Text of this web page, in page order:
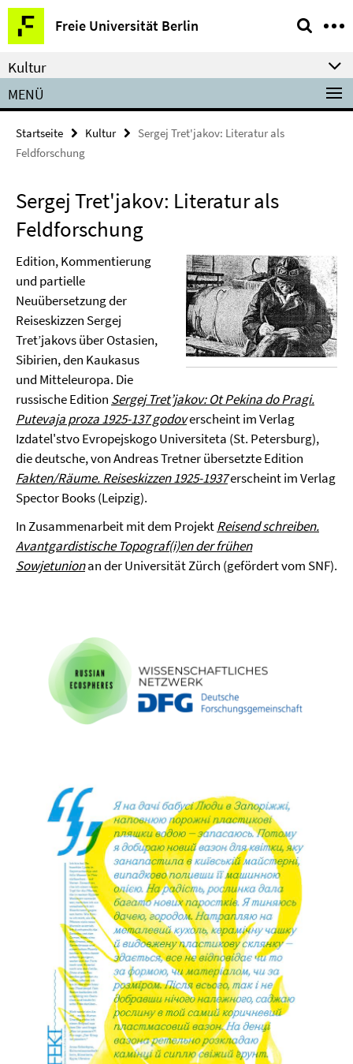
Springe
direkt
zu
Inhalt
Freie Universität Berlin
Service-
Navigation
Kultur
MENÜ
Startseite Kultur
Sergej Tret'jakov: Literatur als
Feldforschung
Sergej Tret'jakov: Literatur als
Feldforschung
Edition, Kommentierung
und partielle
Neuübersetzung der
Reiseskizzen Sergej
Tret’jakovs über Ostasien,
Sibirien, den Kaukasus
und Mitteleuropa. Die
russische Edition Sergej Tret’jakov: Ot Pekina do Pragi.
Putevaja proza 1925-137 godoverscheint im Verlag
Izdatel'stvo Evropejskogo Universiteta (St. Petersburg),
die deutsche, von Andreas Tretner übersetzte Edition
Fakten/Räume. Reiseskizzen 1925-1937erscheint im Verlag
Spector Books (Leipzig).
In Zusammenarbeit mit dem ProjektReisend schreiben.
Avantgardistische Topograf(i)en der frühen
Sowjetunionan der Universität Zürch (gefördert vom SNF).